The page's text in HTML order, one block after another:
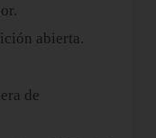
abierta.
de